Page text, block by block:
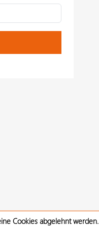
Cookies abgelehnt werden.